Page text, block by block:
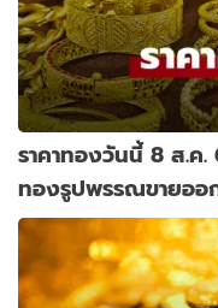
ราคาทองวันนี้ 8 ส.ค
ทองรูปพรรณขายออ